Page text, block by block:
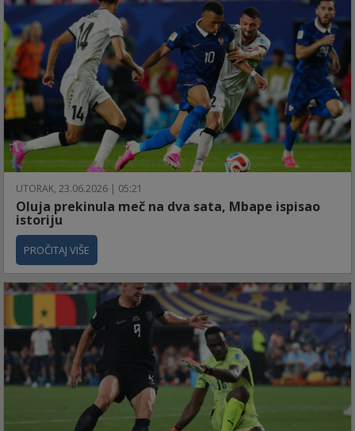
UTORAK, 23.06.2026 | 05:21
Oluja prekinula meč na dva sata, Mbape ispisao
istoriju
PROČITAJ VIŠE